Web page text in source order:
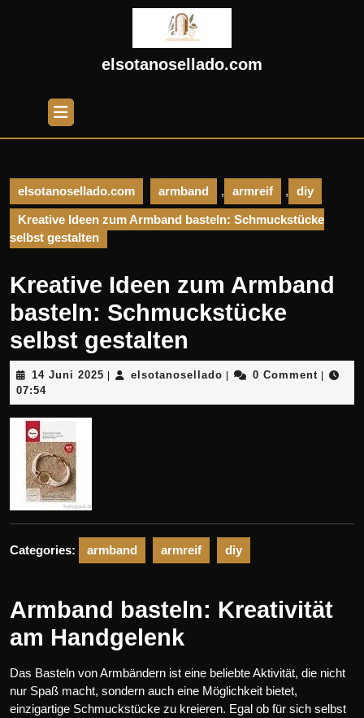
elsotanosellado.com
Open
Button
elsotanosellado.com armband , armreif , diy
Kreative Ideen zum Armband basteln: Schmuckstücke
selbst gestalten
Kreative Ideen zum Armband
basteln: Schmuckstücke
selbst gestalten
14 Juni 2025 14
2025
| elsotanosellado elsotanosellado
| 0 Comment |
07:54
Categories: armband armreif diy
Armband basteln: Kreativität
am Handgelenk
Das Basteln von Armbändern ist eine beliebte Aktivität, die nicht
nur Spaß macht, sondern auch eine Möglichkeit bietet,
einzigartige Schmuckstücke zu kreieren. Egal ob für sich selbst